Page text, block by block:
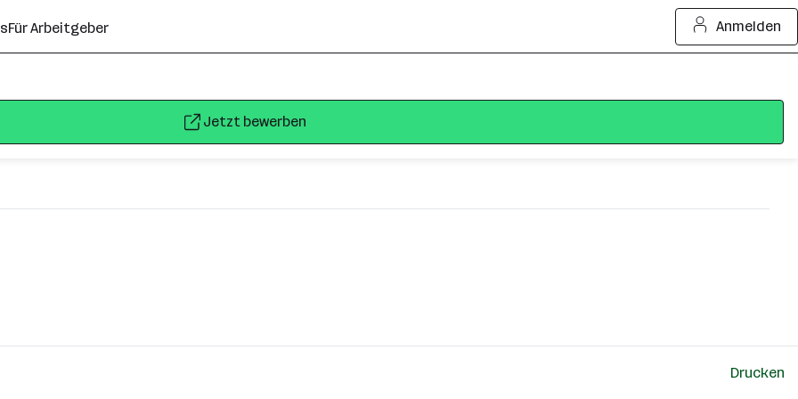
Für Arbeitgeber Anmelden
Jetzt bewerben
Drucken